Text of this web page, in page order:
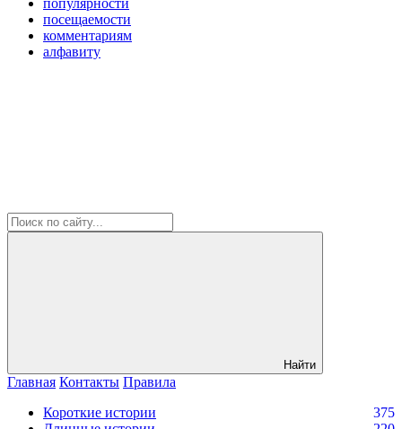
популярности
посещаемости
комментариям
алфавиту
Найти
Главная Контакты Правила
Короткие истории
375